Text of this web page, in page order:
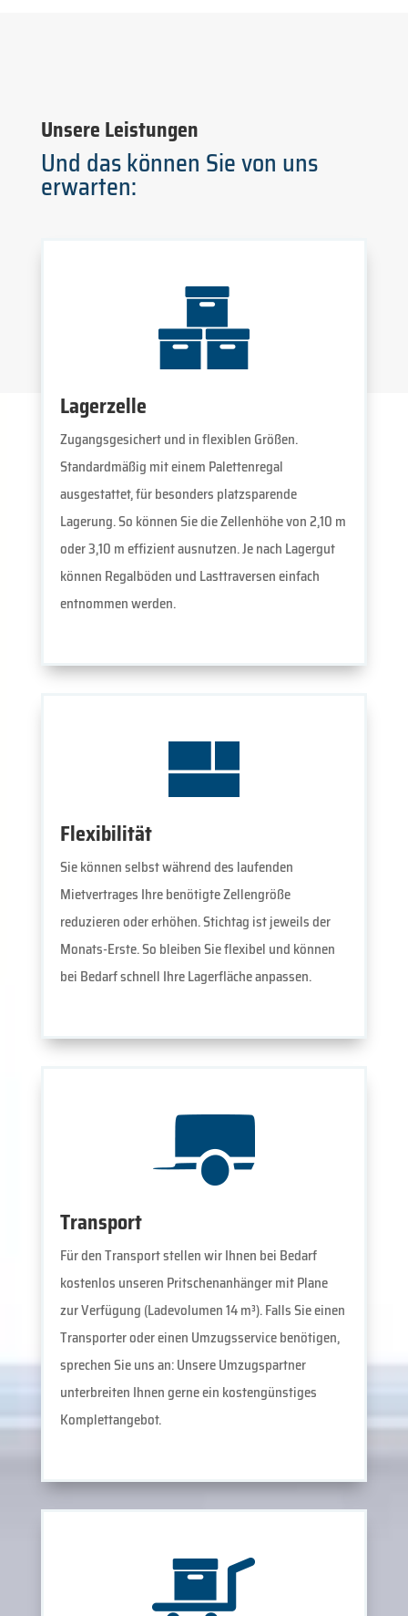
Unsere Leistungen
Und das können Sie von uns
erwarten:
Lagerzelle
Zugangsgesichert und in flexiblen Größen.
Standardmäßig mit einem Palettenregal
ausgestattet, für besonders platzsparende
Lagerung. So können Sie die Zellenhöhe von 2,10 m
oder 3,10 m effizient ausnutzen. Je nach Lagergut
können Regalböden und Lasttraversen einfach
entnommen werden.
Flexibilität
Sie können selbst während des laufenden
Mietvertrages Ihre benötigte Zellengröße
reduzieren oder erhöhen. Stichtag ist jeweils der
Monats-Erste. So bleiben Sie flexibel und können
bei Bedarf schnell Ihre Lagerfläche anpassen.
Transport
Für den Transport stellen wir Ihnen bei Bedarf
kostenlos unseren Pritschenanhänger mit Plane
zur Verfügung (Ladevolumen 14 m³). Falls Sie einen
Transporter oder einen Umzugsservice benötigen,
sprechen Sie uns an: Unsere Umzugspartner
unterbreiten Ihnen gerne ein kostengünstiges
Komplettangebot.